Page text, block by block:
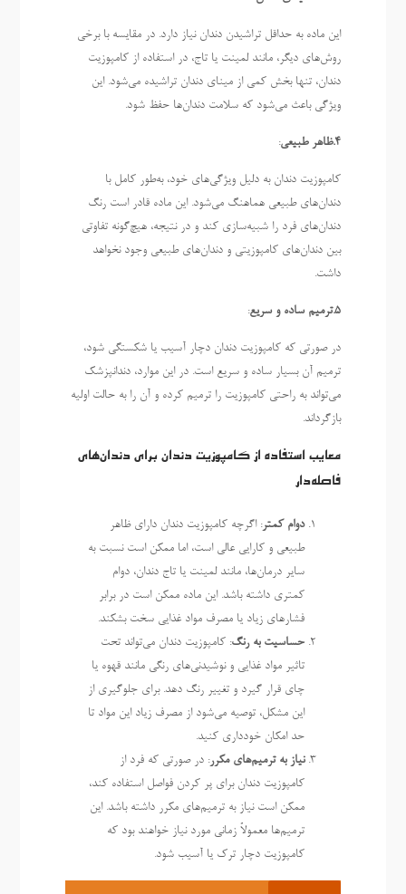
این ماده به حداقل تراشیدن دندان نیاز دارد. در مقایسه با برخی
روش‌های دیگر، مانند لمینت یا تاج، در استفاده از کامپوزیت
دندان، تنها بخش کمی از مینای دندان تراشیده می‌شود. این
ویژگی باعث می‌شود که سلامت دندان‌ها حفظ شود.
4.ظاهر طبیعی :
کامپوزیت دندان به دلیل ویژگی‌های خود، به‌طور کامل با
دندان‌های طبیعی هماهنگ می‌شود. این ماده قادر است رنگ
دندان‌های فرد را شبیه‌سازی کند و در نتیجه، هیچ‌گونه تفاوتی
بین دندان‌های کامپوزیتی و دندان‌های طبیعی وجود نخواهد
داشت.
5.ترمیم ساده و سریع :
در صورتی که کامپوزیت دندان دچار آسیب یا شکستگی شود،
ترمیم آن بسیار ساده و سریع است. در این موارد، دندانپزشک
می‌تواند به راحتی کامپوزیت را ترمیم کرده و آن را به حالت اولیه
بازگرداند.
معایب استفاده از کامپوزیت دندان برای دندان‌های
فاصله‌دار
دوام کمتر: اگرچه کامپوزیت دندان دارای ظاهر
طبیعی و کارایی عالی است، اما ممکن است نسبت به
سایر درمان‌ها، مانند لمینت یا تاج دندان، دوام
کمتری داشته باشد. این ماده ممکن است در برابر
فشارهای زیاد یا مصرف مواد غذایی سخت بشکند.
حساسیت به رنگ: کامپوزیت دندان می‌تواند تحت
تاثیر مواد غذایی و نوشیدنی‌های رنگی مانند قهوه یا
چای قرار گیرد و تغییر رنگ دهد. برای جلوگیری از
این مشکل، توصیه می‌شود از مصرف زیاد این مواد تا
حد امکان خودداری کنید.
نیاز به ترمیم‌های مکرر: در صورتی که فرد از
کامپوزیت دندان برای پر کردن فواصل استفاده کند،
ممکن است نیاز به ترمیم‌های مکرر داشته باشد. این
ترمیم‌ها معمولاً زمانی مورد نیاز خواهند بود که
کامپوزیت دچار ترک یا آسیب شود.